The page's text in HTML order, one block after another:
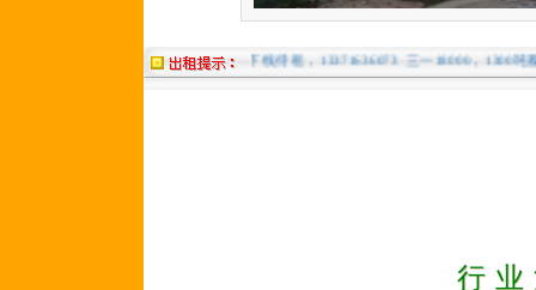
13800,1100吨履带吊，湖南四川下线待租，13371636073 三一18000，1300吨履带
行 业